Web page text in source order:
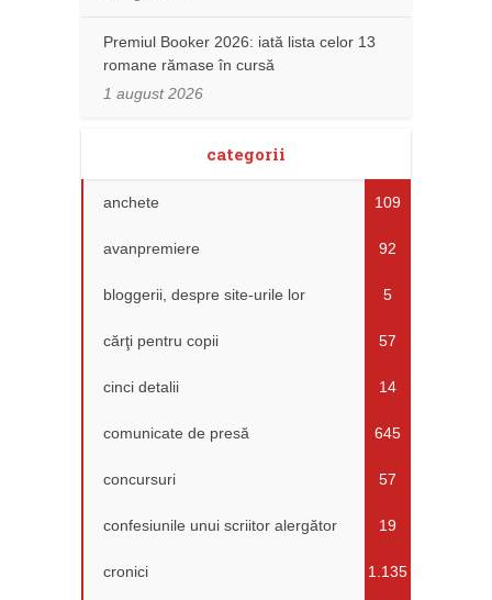
Premiul Booker 2026: iată lista celor 13
romane rămase în cursă
1 august 2026
categorii
anchete 109
avanpremiere 92
bloggerii, despre site-urile lor 5
cărţi pentru copii 57
cinci detalii 14
comunicate de presă 645
concursuri 57
confesiunile unui scriitor alergător 19
cronici 1.135